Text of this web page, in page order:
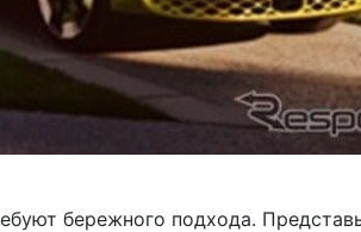
бережного подхода.